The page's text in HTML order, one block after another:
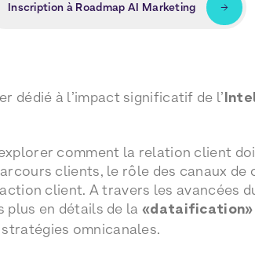
Inscription à Roadmap AI Marketing
dédié à l’impact significatif de l’
comment la relation client
clients, le rôle des canaux
client. A travers les avancées
plus en détails de la «dataification»
omnicanales.